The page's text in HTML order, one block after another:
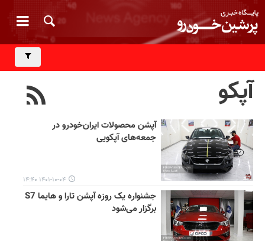
آپکو
آپشن محصولات ایران‌خودرو در
جمعه‌های آپکویی
۱۴۰۱-۱۰-۰۴ ۱۴:۴۰
جشنواره یک روزه آپشن تارا و هایما S7
برگزار می‌شود